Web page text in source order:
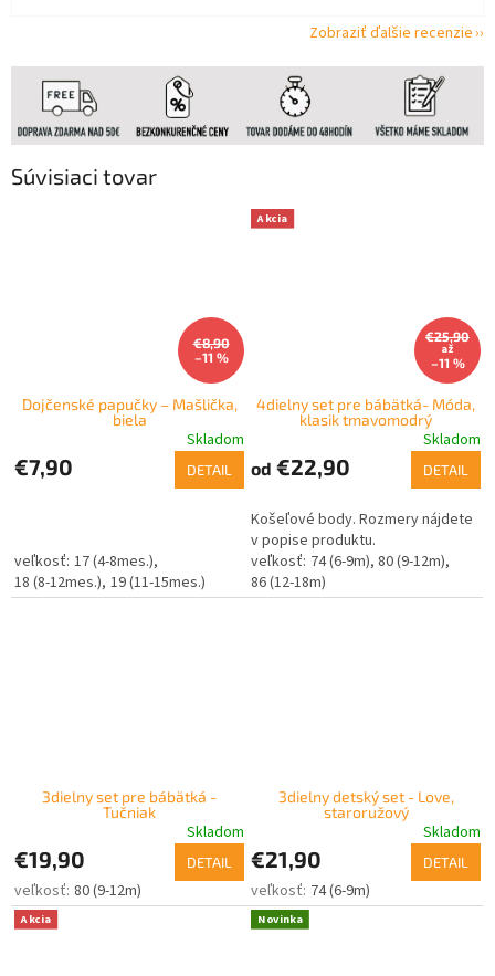
Súvisiaci tovar
€8,90
–11 %
Dojčenské papučky – Mašlička,
biela
Skladom
€7,90 DETAIL
17 (4-8mes.)
18 (8-12mes.) 19 (11-15mes.)
Akcia
€25,90
až
–11 %
4dielny set pre bábätká- Móda,
klasik tmavomodrý
Skladom
od €22,90 DETAIL
Košeľové body. Rozmery nájdete
v popise produktu.
74 (6-9m) 80 (9-12m)
86 (12-18m)
3dielny set pre bábätká -
Tučniak
Skladom
€19,90 DETAIL
80 (9-12m)
3dielny detský set - Love,
staroružový
Skladom
€21,90 DETAIL
74 (6-9m)
Akcia Novinka
Zobraziť ďalšie recenzie